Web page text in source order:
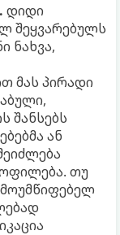
დიდი
შეყვარებულს
ნახვა,
მას პირადი
შანსებს
ან
თუ